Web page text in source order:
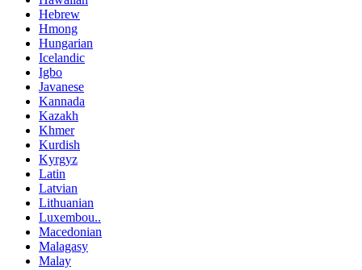
Hebrew
Hmong
Hungarian
Icelandic
Igbo
Javanese
Kannada
Kazakh
Khmer
Kurdish
Kyrgyz
Latin
Latvian
Lithuanian
Luxembou..
Macedonian
Malagasy
Malay